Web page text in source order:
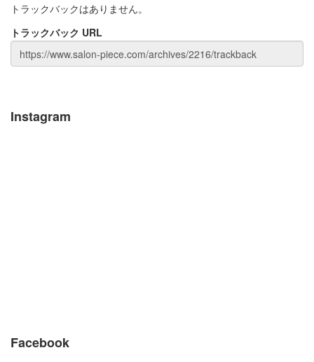
トラックバックはありません。
トラックバック URL
Instagram
Facebook